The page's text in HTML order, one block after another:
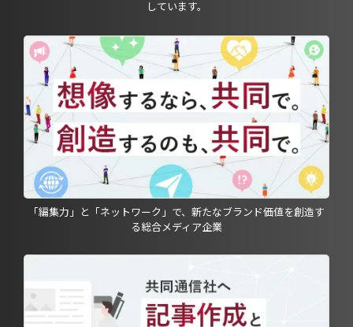
しています。
「編集力」と「ネットワーク」で、新たなブランド価値を創造す
る総合メディア企業